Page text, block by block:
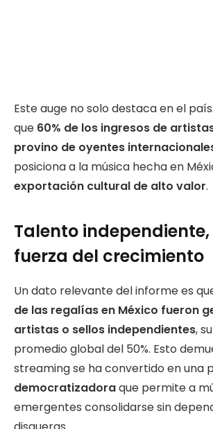
Este auge no solo destaca en el país.
que 60% de los ingresos de
provino de oyentes
posiciona a la música hecha en
exportación cultural de alto valor.
Talento
fuerza del crecimiento
Un dato relevante del informe es
de las regalías en México fueron
artistas o sellos independientes,
promedio global del 50%. Esto
streaming se ha convertido en una
democratizadoraque permite a
emergentes consolidarse sin